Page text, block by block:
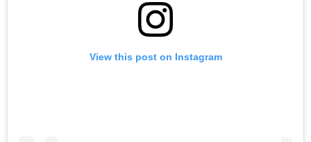
View this post on Instagram